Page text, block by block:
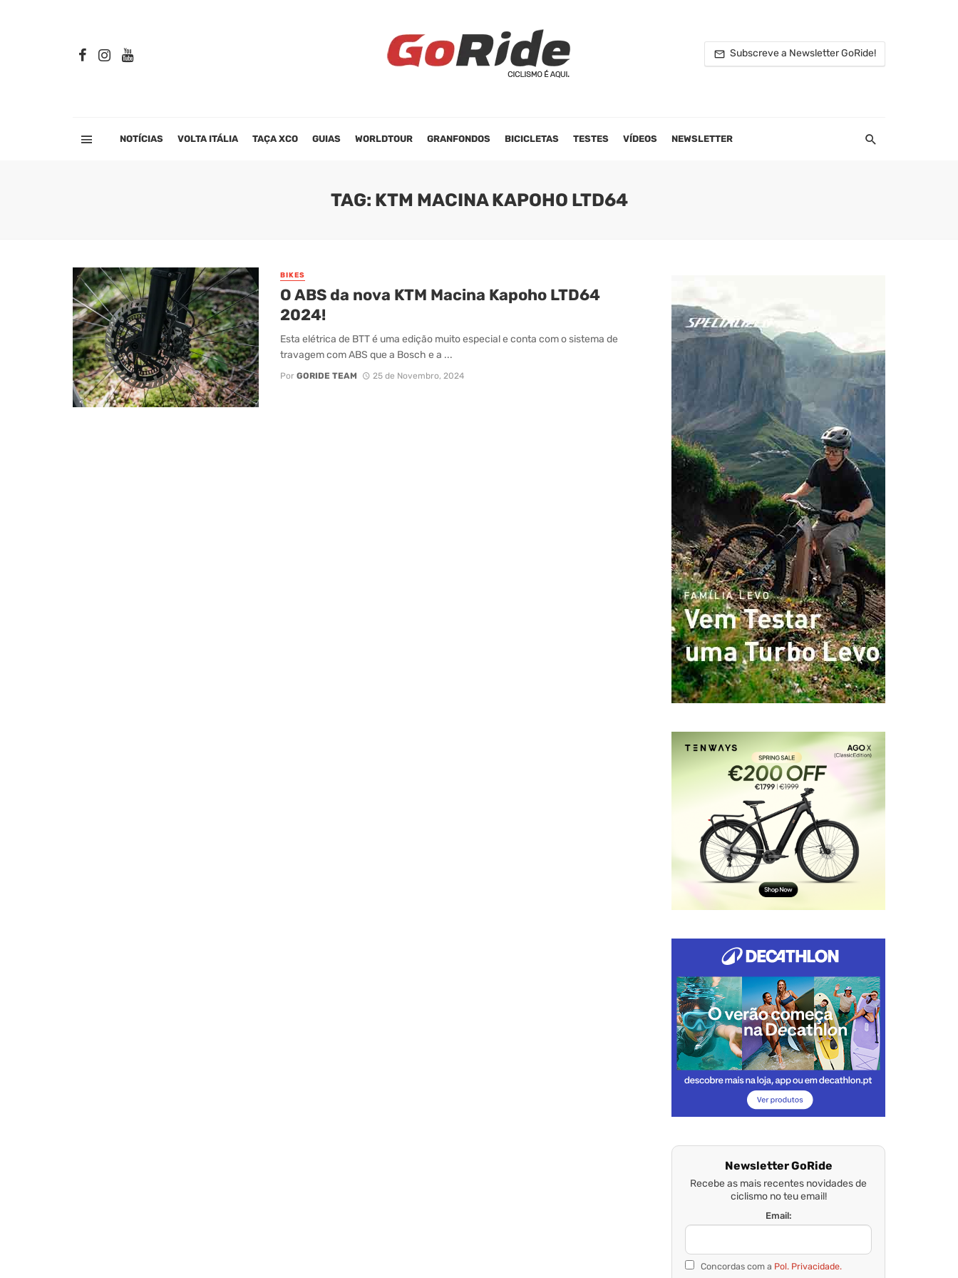
Subscreve a Newsletter GoRide!
NOTÍCIAS VOLTA ITÁLIA TAÇA XCO GUIAS WORLDTOUR GRANFONDOS BICICLETAS TESTES VÍDEOS NEWSLETTER
TAG: KTM MACINA KAPOHO LTD64
BIKES
O ABS da nova KTM Macina Kapoho LTD64
2024!
Esta elétrica de BTT é uma edição muito especial e conta com o sistema de
travagem com ABS que a Bosch e a ...
Por GORIDE TEAM 25 de Novembro, 2024
Newsletter GoRide
Recebe as mais recentes novidades de
ciclismo no teu email!
Email:
Concordas com a Pol. Privacidade.